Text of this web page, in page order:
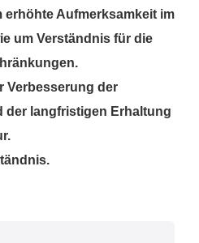
erhöhte Aufmerksamkeit im
um Verständnis für die
Verbesserung der
der langfristigen Erhaltung